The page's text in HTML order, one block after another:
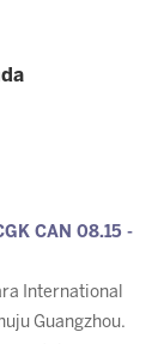
CAN 08.15 -
International
Guangzhou.